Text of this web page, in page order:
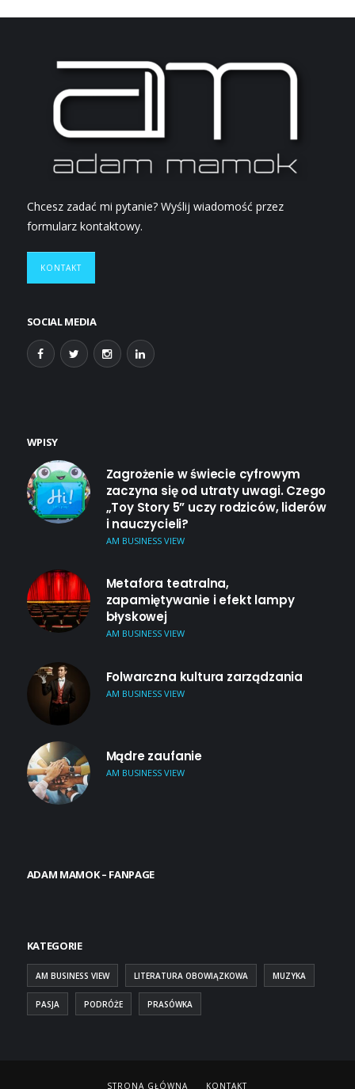
Chcesz zadać mi pytanie? Wyślij wiadomość przez
formularz kontaktowy.
KONTAKT
SOCIAL MEDIA
WPISY
Zagrożenie w świecie cyfrowym
zaczyna się od utraty uwagi. Czego
„Toy Story 5” uczy rodziców, liderów
i nauczycieli?
AM BUSINESS VIEW
Metafora teatralna,
zapamiętywanie i efekt lampy
błyskowej
AM BUSINESS VIEW
Folwarczna kultura zarządzania
AM BUSINESS VIEW
Mądre zaufanie
AM BUSINESS VIEW
ADAM MAMOK – FANPAGE
KATEGORIE
AM BUSINESS VIEW LITERATURA OBOWIĄZKOWA MUZYKA
PASJA PODRÓŻE PRASÓWKA
STRONA GŁÓWNA KONTAKT